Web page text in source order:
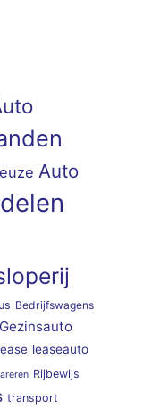
Auto
Bedrijfswagens
Gezinsauto
leaseauto
Rijbewijs
transport